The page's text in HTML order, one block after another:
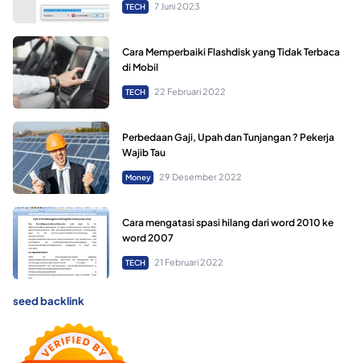
TECH 7 Juni 2023
Cara Memperbaiki Flashdisk yang Tidak Terbaca
di Mobil
TECH 22 Februari 2022
Perbedaan Gaji, Upah dan Tunjangan ? Pekerja
Wajib Tau
Money 29 Desember 2022
Cara mengatasi spasi hilang dari word 2010 ke
word 2007
TECH 21 Februari 2022
seed backlink